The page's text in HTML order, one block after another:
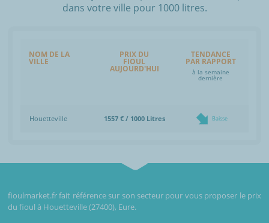
dans votre ville pour 1000 litres.
NOM DE LA
VILLE
PRIX DU
FIOUL
AUJOURD'HUI
TENDANCE
PAR RAPPORT
à la semaine
dernière
Houetteville 1557 € / 1000 Litres Baisse
fioulmarket.fr fait référence sur son secteur pour vous proposer le prix
du fioul à Houetteville (27400), Eure.